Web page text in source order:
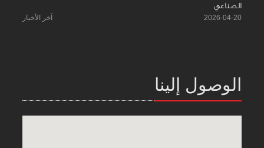
الصناعي
2026-04-20 آخر الأخبار
الوصول إلينا